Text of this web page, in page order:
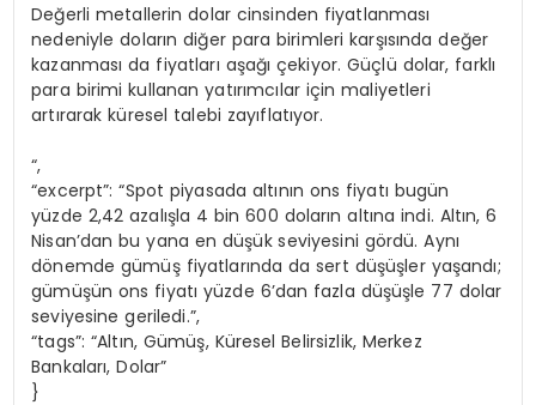
Değerli metallerin dolar cinsinden fiyatlanması
nedeniyle doların diğer para birimleri karşısında değer
kazanması da fiyatları aşağı çekiyor. Güçlü dolar, farklı
para birimi kullanan yatırımcılar için maliyetleri
artırarak küresel talebi zayıflatıyor.
“,
“excerpt”: “Spot piyasada altının ons fiyatı bugün
yüzde 2,42 azalışla 4 bin 600 doların altına indi. Altın, 6
Nisan’dan bu yana en düşük seviyesini gördü. Aynı
dönemde gümüş fiyatlarında da sert düşüşler yaşandı;
gümüşün ons fiyatı yüzde 6’dan fazla düşüşle 77 dolar
seviyesine geriledi.”,
“tags”: “Altın, Gümüş, Küresel Belirsizlik, Merkez
Bankaları, Dolar”
}